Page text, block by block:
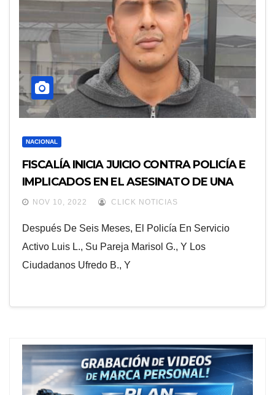
NACIONAL
FISCALÍA INICIA JUICIO CONTRA POLICÍA E
IMPLICADOS EN EL ASESINATO DE UNA
BEBÉ
NOV 10, 2022 CLICK NOTICIAS
Después De Seis Meses, El Policía En Servicio
Activo Luis L., Su Pareja Marisol G., Y Los
Ciudadanos Ufredo B., Y